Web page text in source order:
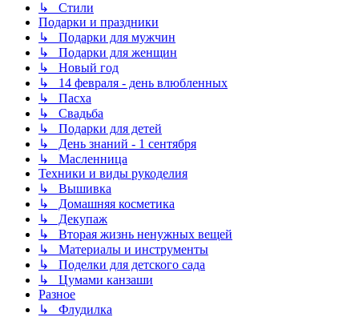
↳ Стили
Подарки и праздники
↳ Подарки для мужчин
↳ Подарки для женщин
↳ Новый год
↳ 14 февраля - день влюбленных
↳ Пасха
↳ Свадьба
↳ Подарки для детей
↳ День знаний - 1 сентября
↳ Масленница
Техники и виды рукоделия
↳ Вышивка
↳ Домашняя косметика
↳ Декупаж
↳ Вторая жизнь ненужных вещей
↳ Материалы и инструменты
↳ Поделки для детского сада
↳ Цумами канзаши
Разное
↳ Флудилка